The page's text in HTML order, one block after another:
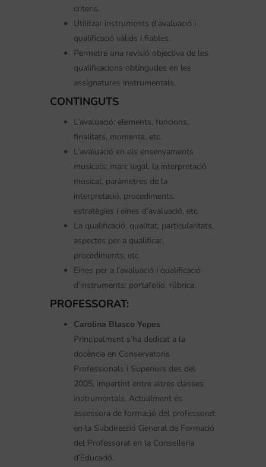
criteris.
Utilitzar instruments d’avaluació i
qualificació vàlids i fiables.
Permetre una revisió objectiva de les
qualificacions obtingudes en les
assignatures instrumentals.
CONTINGUTS
L’avaluació: elements, funcions,
finalitats, moments, etc.
L’avaluació en els ensenyaments
musicals: marc legal, la interpretació
musical, paràmetres de la
interpretació, procediments,
estratègies i eines d’avaluació, etc.
La qualificació: qualitat, particularitats,
aspectes per a qualificar,
procediments, etc.
Eines per a l’avaluació i qualificació
d’instruments: portafolio, rúbrica.
PROFESSORAT:
Carolina Blasco Yepes
Principalment s’ha dedicat a la
docència en Conservatoris
Professionals i Superiors des del
2005, impartint entre altres classes
instrumentals. Actualment és
assessora de formació del professorat
en la Subdirecció General de Formació
del Professorat en la Conselleria
d’Educació.